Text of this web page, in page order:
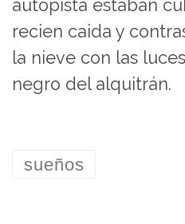
autopista estaban
recien caida y
la nieve con las
negro del alquitrán.
sueños